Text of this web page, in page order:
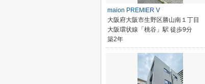
maion PREMIER V
大阪府大阪市生野区勝山南１丁目
大阪環状線「桃谷」駅 徒歩9分
築2年